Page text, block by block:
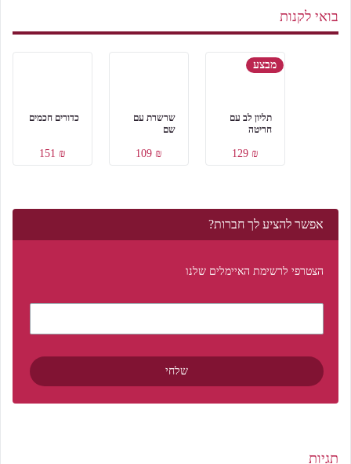
בואי לקנות
כדורים חכמים
₪ 151
שרשרת עם
שם
₪ 109
מבצע
תליון לב עם
חריטה
₪ 129
אפשר להציע לך חברות?
הצטרפי לרשימת האיימלים שלנו
תגיות